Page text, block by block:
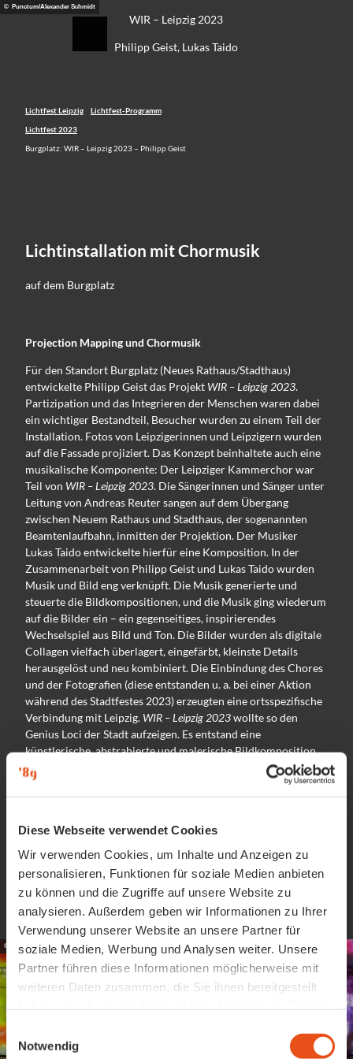
Diese Webseite verwendet Cookies
Wir verwenden Cookies, um Inhalte und Anzeigen zu
personalisieren, Funktionen für soziale Medien anbieten
zu können und die Zugriffe auf unsere Website zu
analysieren. Außerdem geben wir Informationen zu Ihrer
Verwendung unserer Website an unsere Partner für
soziale Medien, Werbung und Analysen weiter. Unsere
Partner führen diese Informationen möglicherweise mit
weiteren Daten zusammen, die Sie ihnen bereitgestellt
E
i
Notwendig
Z© Punctum/Alexander Schmidt
WIR – Leipzig 2023
Philipp Geist, Lukas Taido
Lichtfest Leipzig
Lichtfest-Programm
Lichtfest 2023
Burgplatz: WIR – Leipzig 2023 – Philipp Geist
Lichtinstallation mit Chormusik
auf dem Burgplatz
Projection Mapping und Chormusik
Für den Standort Burgplatz (Neues Rathaus/Stadthaus)
entwickelte Philipp Geist das Projekt WIR – Leipzig 2023.
Partizipation und das Integrieren der Menschen waren dabei
ein wichtiger Bestandteil, Besucher wurden zu einem Teil der
Installation. Fotos von Leipzigerinnen und Leipzigern wurden
auf die Fassade projiziert. Das Konzept beinhaltete auch eine
musikalische Komponente: Der Leipziger Kammerchor war
Teil von WIR – Leipzig 2023. Die Sängerinnen und Sänger unter
Leitung von Andreas Reuter sangen auf dem Übergang
zwischen Neuem Rathaus und Stadthaus, der sogenannten
Beamtenlaufbahn, inmitten der Projektion. Der Musiker
Lukas Taido entwickelte hierfür eine Komposition. In der
Zusammenarbeit von Philipp Geist und Lukas Taido wurden
Musik und Bild eng verknüpft. Die Musik generierte und
steuerte die Bildkompositionen, und die Musik ging wiederum
auf die Bilder ein – ein gegenseitiges, inspirierendes
Wechselspiel aus Bild und Ton. Die Bilder wurden als digitale
Collagen vielfach überlagert, eingefärbt, kleinste Details
herausgelöst und neu kombiniert. Die Einbindung des Chores
und der Fotografien (diese entstanden u. a. bei einer Aktion
während des Stadtfestes 2023) erzeugten eine ortsspezifische
Verbindung mit Leipzig. WIR – Leipzig 2023wollte so den
Genius Loci der Stadt aufzeigen. Es entstand eine
künstlerische, abstrahierte und malerische Bildkomposition,
begleitet von Musik. Sie zeigte das Projekt das WIR, das
Miteinander, das Zusammen und auch die Diversität der
Stadt.
Fotogalerie Lichtfest 2023
Lichtfest meets Stadtfest
© Punctum/Alexander Schmidt